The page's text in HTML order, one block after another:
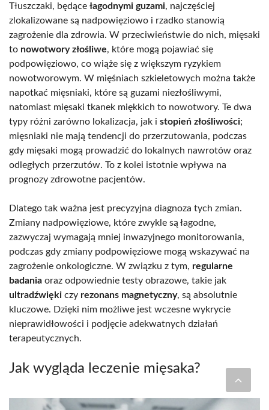
Tłuszczaki, będące łagodnymi guzami, najczęściej
zlokalizowane są nadpowięziowo i rzadko stanowią
zagrożenie dla zdrowia. W przeciwieństwie do nich, mięsaki
to nowotwory złośliwe, które mogą pojawiać się
podpowięziowo, co wiąże się z większym ryzykiem
nowotworowym. W mięśniach szkieletowych można także
napotkać mięsniaki, które są guzami niezłośliwymi,
natomiast mięsaki tkanek miękkich to nowotwory. Te dwa
typy różni zarówno lokalizacja, jak i stopień złośliwości;
mięsniaki nie mają tendencji do przerzutowania, podczas
gdy mięsaki mogą prowadzić do lokalnych nawrotów oraz
odległych przerzutów. To z kolei istotnie wpływa na
prognozy zdrowotne pacjentów.
Dlatego tak ważna jest precyzyjna diagnoza tych zmian.
Zmiany nadpowięziowe, które zwykle są łagodne,
zazwyczaj wymagają mniej inwazyjnego monitorowania,
podczas gdy zmiany podpowięziowe mogą wskazywać na
zagrożenie onkologiczne. W związku z tym, regularne
badania oraz odpowiednie testy obrazowe, takie jak
ultradźwięki czy rezonans magnetyczny, są absolutnie
kluczowe. Dzięki nim możliwe jest wczesne wykrycie
nieprawidłowości i podjęcie adekwatnych działań
terapeutycznych.
Jak wygląda leczenie mięsaka?